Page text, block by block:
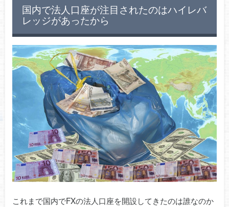
国内で法人口座が注目されたのはハイレバ
レッジがあったから
これまで国内でFXの法人口座を開設してきたのは誰なのか